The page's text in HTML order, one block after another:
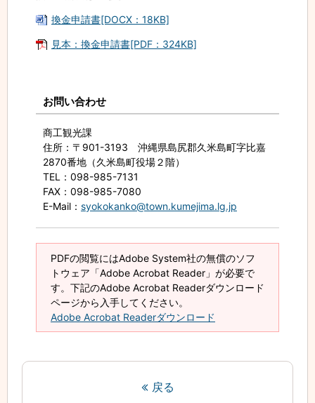
換金申請書[DOCX：18KB]
見本：換金申請書[PDF：324KB]
お問い合わせ
商工観光課
住所 ：〒901-3193 沖縄県島尻郡久米島町字比嘉
2870番地（久米島町役場２階）
TEL ：098-985-7131
FAX ：098-985-7080
E-Mail ： syokokanko@town.kumejima.lg.jp
PDFの閲覧にはAdobe System社の無償のソフ
トウェア「Adobe Acrobat Reader」が必要で
す。下記のAdobe Acrobat Readerダウンロード
ページから入手してください。
Adobe Acrobat Readerダウンロード
戻る